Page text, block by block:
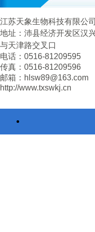
江苏天象生物科技有限公司
地址： 沛县经济开发区汉
与天津路交叉口
电话：0516-81209595
传真：0516-81209596
邮箱：hlsw89@163.com
http://www.txswkj.cn